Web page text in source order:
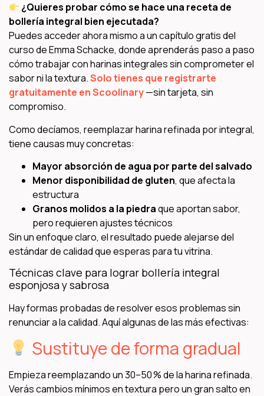
¿Quieres probar cómo se hace una receta de
bollería integral bien ejecutada?
Puedes acceder ahora mismo a un capítulo gratis del
curso de Emma Schacke, donde aprenderás paso a paso
cómo trabajar con harinas integrales sin comprometer el
sabor ni la textura.Solo tienes que registrarte
gratuitamente en Scoolinary—sin tarjeta, sin
compromiso.
Como decíamos, reemplazar harina refinada por integral,
tiene causas muy concretas:
Mayor absorción de agua por parte del salvado
Menor disponibilidad de gluten, que afecta la
estructura
Granos molidos a la piedraque aportan sabor,
pero requieren ajustes técnicos
Sin un enfoque claro, el resultado puede alejarse del
estándar de calidad que esperas para tu vitrina.
Técnicas clave para lograr bollería integral
esponjosa y sabrosa
Hay formas probadas de resolver esos problemas sin
renunciar a la calidad. Aquí algunas de las más efectivas:
Sustituye de forma gradual
Empieza reemplazando un 30–50 % de la harina refinada.
Verás cambios mínimos en textura pero un gran salto en